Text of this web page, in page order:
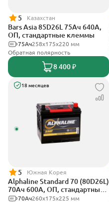
5 Казахстан
Bars Asia 85D26L 75Ач 640А,
ОП, стандартные клеммы
258х175х220 мм
75Ач
Обратная полярность
8 400 ₽
18 месяцев
5 Южная Корея
Alphaline Standard 70 (80D26L)
70Ач 600А, ОП, стандартные
клеммы260х175х225 мм
70Ач